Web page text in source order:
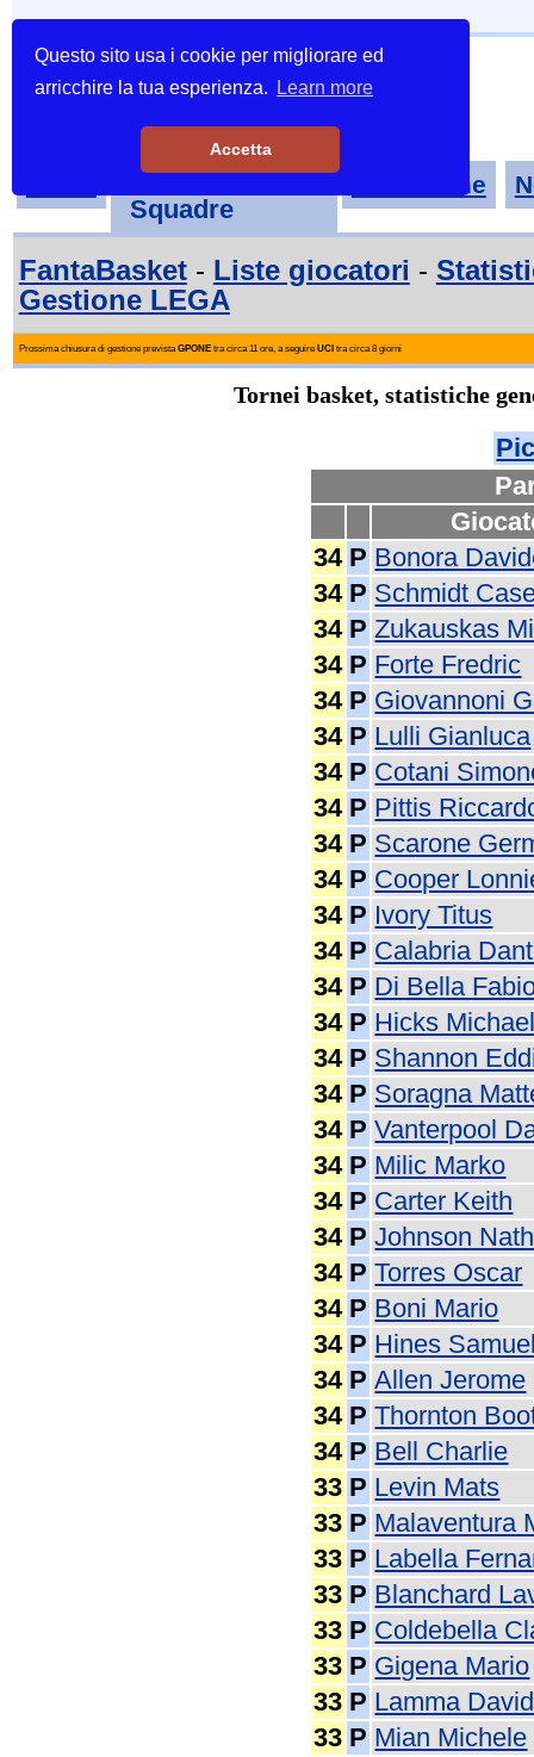
Questo sito usa i cookie per migliorare ed
arricchire la tua esperienza.
Learn more
Accetta
Tornei-
Squadre
Classifiche
FantaBasket- Liste giocatori -
Gestione LEGA
Prossima chiusura di gestione previstaGPONEtra circa 11 ore, a seguire UCI tra circa 8 giorni
Tornei basket, statistiche
34 P Bonora
34 P Schmidt
34 P Zukauskas
34 P Forte Fredric
34 P Giovannoni
34 P Lulli Gianluca
34 P Cotani
34 P Pittis
34 P Scarone
34 P Cooper
34 P Ivory Titus
34 P Calabria
34 P Di Bella
34 P Hicks
34 P Shannon
34 P Soragna
34 P Vanterpool
34 P Milic Marko
34 P Carter Keith
34 P Johnson
34 P Torres Oscar
34 P Boni Mario
34 P Hines
34 P Allen Jerome
34 P Thornton
34 P Bell Charlie
33 P Levin Mats
33 P Malaventura
33 P Labella
33 P Blanchard
33 P Coldebella
33 P Gigena Mario
33 P Lamma
33 P Mian Michele